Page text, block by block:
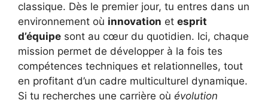
classique. Dès le premier jour, tu entres dans un
environnement où innovation et esprit
d’équipe sont au cœur du quotidien. Ici, chaque
mission permet de développer à la fois tes
compétences techniques et relationnelles, tout
en profitant d’un cadre multiculturel dynamique.
Si tu recherches une carrière où évolution